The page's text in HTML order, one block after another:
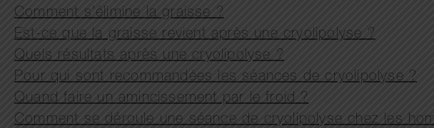
Comment s’élimine la graisse ?
Est-ce que la graisse revient après une cryolipolyse ?
Quels résultats après une cryolipolyse ?
Pour qui sont recommandées les séances de cryolipolyse ?
Quand faire un amincissement par le froid ?
Comment se déroule une séance de cryolipolyse chez les